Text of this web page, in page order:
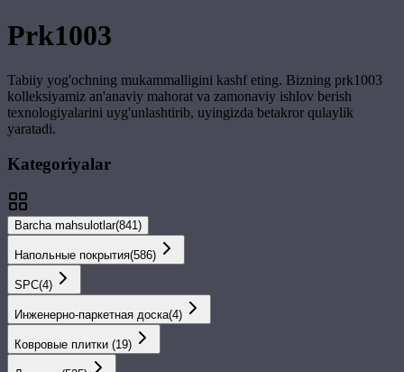
Prk1003
Tabiiy yog'ochning mukammalligini kashf eting. Bizning prk1003
kolleksiyamiz an'anaviy mahorat va zamonaviy ishlov berish
texnologiyalarini uyg'unlashtirib, uyingizda betakror qulaylik
yaratadi.
Kategoriyalar
Barcha mahsulotlar(841)
Напольные покрытия(586)
SPС(4)
Инженерно-паркетная доска(4)
Ковровые плитки (19)